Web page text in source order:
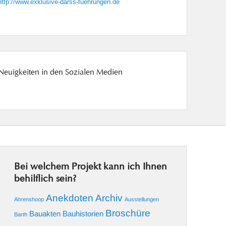
www.exklusive-darss-fuehrungen.de
in den Sozialen Medien
Bei welchem Projekt kann ich Ihnen
behilflich sein?
Ahrenshoop Anekdoten Archiv Ausstellungen
Barth Bauakten Bauhistorien Broschüre